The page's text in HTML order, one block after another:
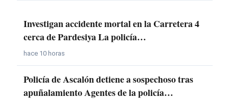
Investigan accidente mortal en la Carretera 4
cerca de Pardesiya La policía…
hace 10 horas
Policía de Ascalón detiene a sospechoso tras
apuñalamiento Agentes de la policía…